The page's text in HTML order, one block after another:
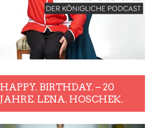
HAPPY. BIRTHDAY. – 20
JAHRE. LENA. HOSCHEK.